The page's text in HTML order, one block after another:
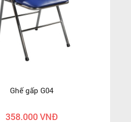
Ghế gấp G04
358.000 VNĐ